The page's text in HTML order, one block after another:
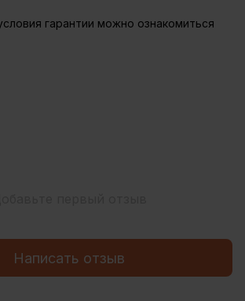
гарантии можно ознакомиться
Написать отзыв